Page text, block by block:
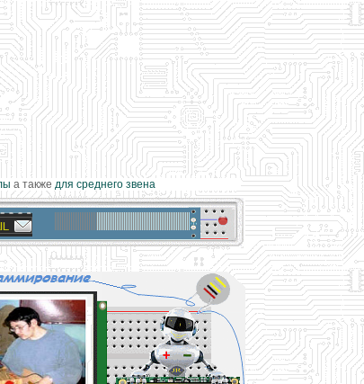
а такжедля среднего звена